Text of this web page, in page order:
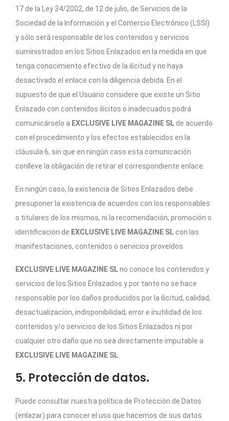
17 de la Ley 34/2002, de 12 de julio, de Servicios de la
Sociedad de la Información y el Comercio Electrónico (LSSI)
y sólo será responsable de los contenidos y servicios
suministrados en los Sitios Enlazados en la medida en que
tenga conocimiento efectivo de la ilicitud y no haya
desactivado el enlace con la diligencia debida. En el
supuesto de que el Usuario considere que existe un Sitio
Enlazado con contenidos ilícitos o inadecuados podrá
comunicárselo a EXCLUSIVE LIVE MAGAZINE SL de acuerdo
con el procedimiento y los efectos establecidos en la
cláusula 6, sin que en ningún caso esta comunicación
conlleve la obligación de retirar el correspondiente enlace.
En ningún caso, la existencia de Sitios Enlazados debe
presuponer la existencia de acuerdos con los responsables
o titulares de los mismos, ni la recomendación, promoción o
identificación de EXCLUSIVE LIVE MAGAZINE SL con las
manifestaciones, contenidos o servicios proveídos.
EXCLUSIVE LIVE MAGAZINE SLno conoce los contenidos y
servicios de los Sitios Enlazados y por tanto no se hace
responsable por los daños producidos por la ilicitud, calidad,
desactualización, indisponibilidad, error e inutilidad de los
contenidos y/o servicios de los Sitios Enlazados ni por
cualquier otro daño que no sea directamente imputable a
EXCLUSIVE LIVE MAGAZINE SL
5. Protección de datos.
Puede consultar nuestra política de Protección de Datos
(enlazar) para conocer el uso que hacemos de sus datos